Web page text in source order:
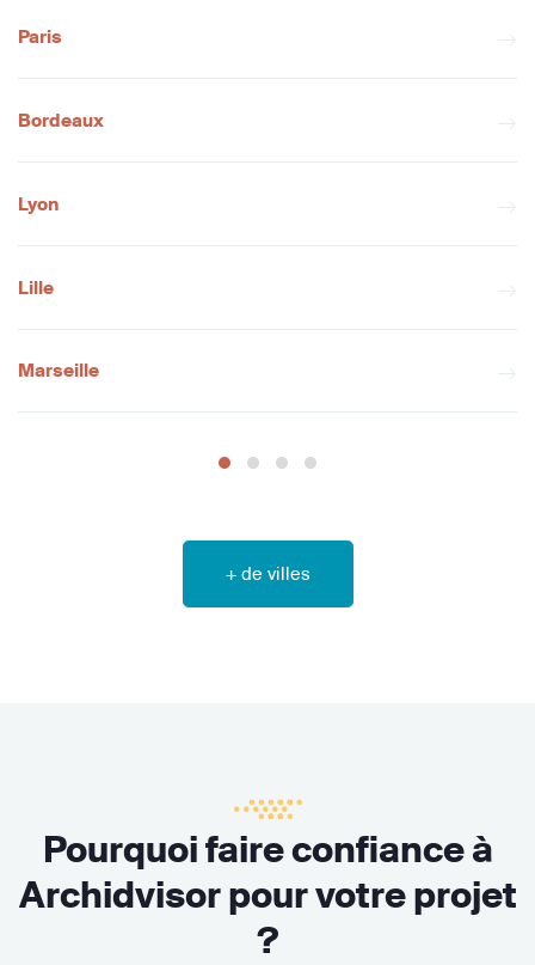
Paris
Bordeaux
Lyon
Lille
Marseille
+ de villes
Pourquoi faire confiance à
Archidvisor pour votre projet
?